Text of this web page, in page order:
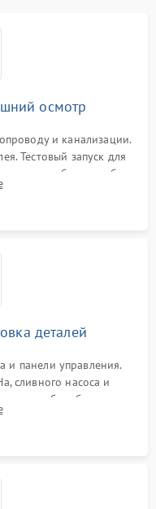
осмотр
и канализации.
Тестовый запуск для
или сбоев в работе
деталей
и панели управления.
сливного насоса и
барабана и
люка на разрывы.